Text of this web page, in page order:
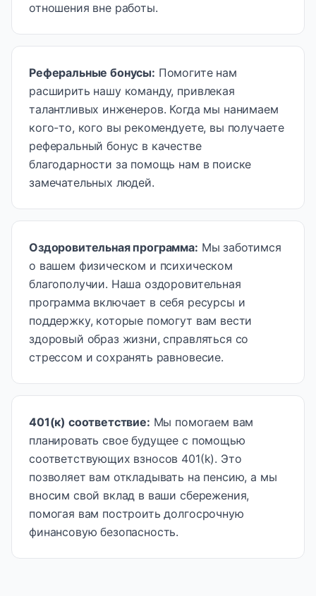
отношения вне работы.
Реферальные бонусы: Помогите нам
расширить нашу команду, привлекая
талантливых инженеров. Когда мы нанимаем
кого-то, кого вы рекомендуете, вы получаете
реферальный бонус в качестве
благодарности за помощь нам в поиске
замечательных людей.
Оздоровительная программа: Мы заботимся
о вашем физическом и психическом
благополучии. Наша оздоровительная
программа включает в себя ресурсы и
поддержку, которые помогут вам вести
здоровый образ жизни, справляться со
стрессом и сохранять равновесие.
401(к) соответствие: Мы помогаем вам
планировать свое будущее с помощью
соответствующих взносов 401(k). Это
позволяет вам откладывать на пенсию, а мы
вносим свой вклад в ваши сбережения,
помогая вам построить долгосрочную
финансовую безопасность.